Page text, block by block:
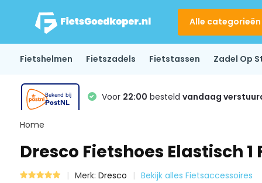
Alle categorieën
Fietshelmen Fietszadels Fietstassen Zadel Op
Voor 22:00 besteld vandaag
Home
Dresco Fietshoes Elastisch 1
Merk: Dresco Bekijk alles Fietsaccessoires